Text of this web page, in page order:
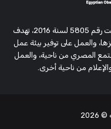
مؤسسة بحثية وحقوقية مستقلة، مسجلة تحت رقم 5805 لسنة 2016، تهدف
والعمل على توفير بيئة عمل
المصري من ناحية، والعمل
من ناحية أخرى.
© 2026